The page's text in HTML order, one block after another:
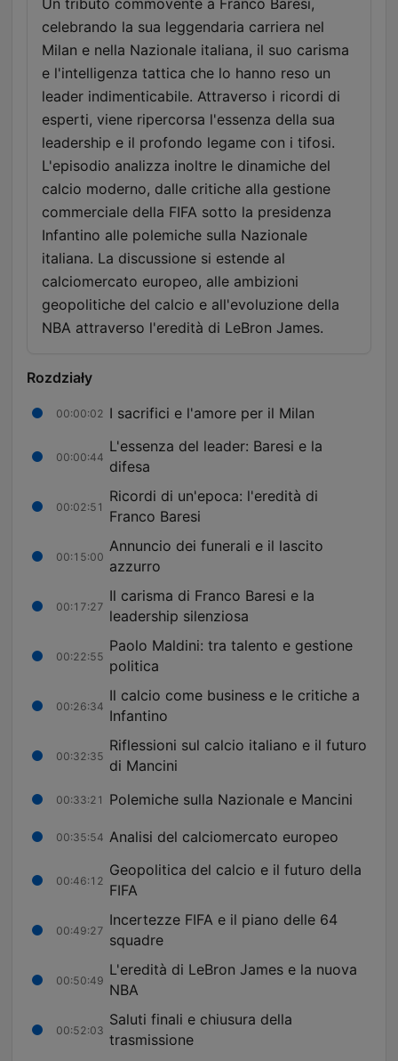
Un tributo commovente a Franco Baresi,
celebrando la sua leggendaria carriera nel
Milan e nella Nazionale italiana, il suo carisma
e l'intelligenza tattica che lo hanno reso un
leader indimenticabile. Attraverso i ricordi di
esperti, viene ripercorsa l'essenza della sua
leadership e il profondo legame con i tifosi.
L'episodio analizza inoltre le dinamiche del
calcio moderno, dalle critiche alla gestione
commerciale della FIFA sotto la presidenza
Infantino alle polemiche sulla Nazionale
italiana. La discussione si estende al
calciomercato europeo, alle ambizioni
geopolitiche del calcio e all'evoluzione della
NBA attraverso l'eredità di LeBron James.
Rozdziały
00:00:02 I sacrifici e l'amore per il Milan
00:00:44
L'essenza del leader: Baresi e la
difesa
00:02:51
Ricordi di un'epoca: l'eredità di
Franco Baresi
00:15:00
Annuncio dei funerali e il lascito
azzurro
00:17:27
Il carisma di Franco Baresi e la
leadership silenziosa
00:22:55
Paolo Maldini: tra talento e gestione
politica
00:26:34
Il calcio come business e le critiche a
Infantino
00:32:35
Riflessioni sul calcio italiano e il futuro
di Mancini
00:33:21 Polemiche sulla Nazionale e Mancini
00:35:54 Analisi del calciomercato europeo
00:46:12
Geopolitica del calcio e il futuro della
FIFA
00:49:27
Incertezze FIFA e il piano delle 64
squadre
00:50:49
L'eredità di LeBron James e la nuova
NBA
00:52:03
Saluti finali e chiusura della
trasmissione